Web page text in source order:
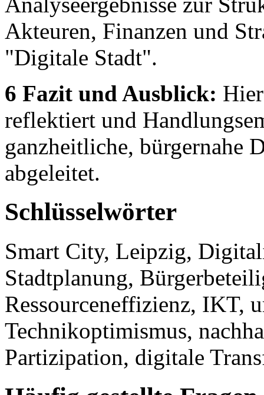
Akteuren, Finanzen und
"Digitale Stadt".
6 Fazit und Ausblick:
reflektiert und
ganzheitliche, bürgernahe
abgeleitet.
Schlüsselwörter
Smart City, Leipzig,
Stadtplanung,
Ressourceneffizienz, IKT,
Technikoptimismus,
Partizipation, digitale